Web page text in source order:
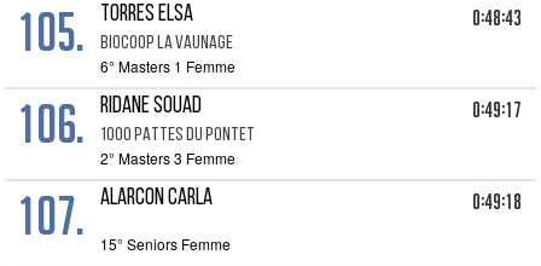
105. TORRES ELSA
BIOCOOP LA VAUNAGE
0:48:43
6° Masters 1 Femme
106. RIDANE SOUAD
1000 PATTES DU PONTET
0:49:17
2° Masters 3 Femme
107. ALARCON CARLA 0:49:18
15° Seniors Femme